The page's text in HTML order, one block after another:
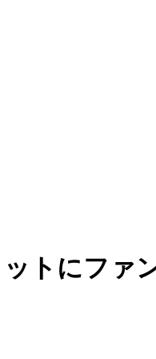
トにファ